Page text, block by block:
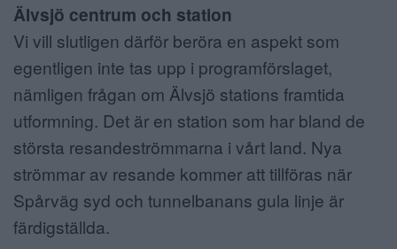
Älvsjö centrum och station
Vi vill slutligen därför beröra en aspekt som
egentligen inte tas upp i programförslaget,
nämligen frågan om Älvsjö stations framtida
utformning. Det är en station som har bland de
största resandeströmmarna i vårt land. Nya
strömmar av resande kommer att tillföras när
Spårväg syd och tunnelbanans gula linje är
färdigställda.